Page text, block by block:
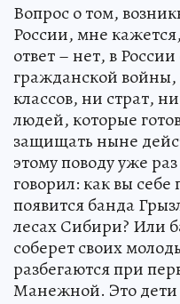
Вопрос о том,
России, мне
ответ – нет, в
гражданской войны,
классов, ни страт,
людей, которые
защищать ныне
этому поводу уже
говорил: как вы себе
появится банда
лесах Сибири? Или
соберет своих
разбегаются при
Манежной. Это